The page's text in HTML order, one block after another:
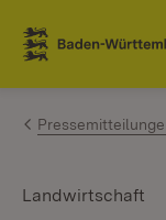
Zum Inhalt
Link zur
Landwirtschaft